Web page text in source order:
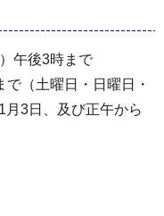
午後3時まで
（⼟曜日・⽇曜日・
3⽇、及び正午から